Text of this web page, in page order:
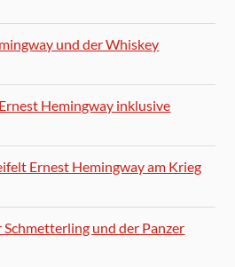
und der Whiskey
Hemingway inklusive
Ernest Hemingway am Krieg
und der Panzer